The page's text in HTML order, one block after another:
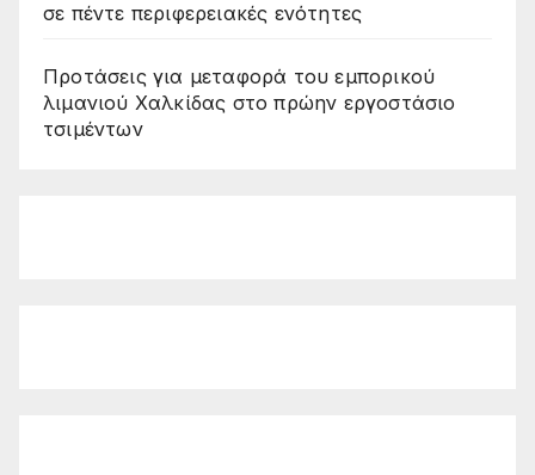
σε πέντε περιφερειακές ενότητες
Προτάσεις για μεταφορά του εμπορικού
λιμανιού Χαλκίδας στο πρώην εργοστάσιο
τσιμέντων